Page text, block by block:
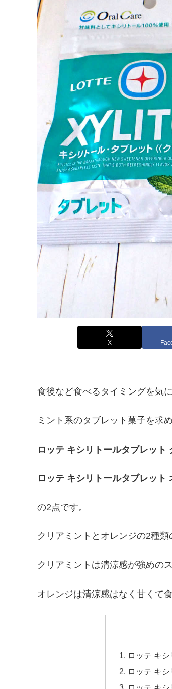
X
食後など食べるタイミングを気
ミント系のタブレット菓子を求
ロッテ キシリトールタブレット
ロッテ キシリトールタブレット
の2点です。
クリアミントとオレンジの2種類
クリアミントは清涼感が強めの
オレンジは清涼感はなく甘くて
ロッテ キ
ロッテ キ